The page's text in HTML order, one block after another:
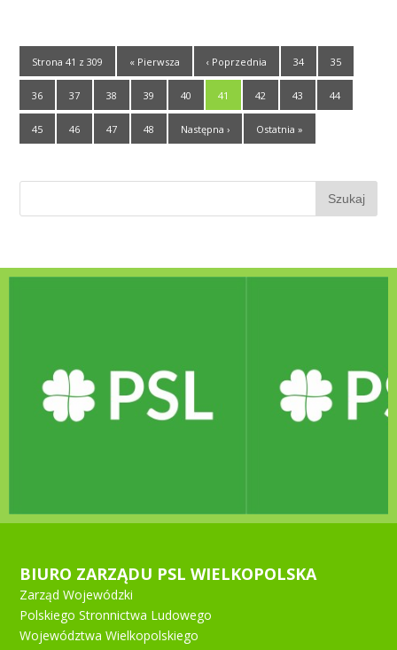
Strona 41 z 309 « Pierwsza ‹ Poprzednia 34 35
36 37 38 39 40 41 42 43 44
45 46 47 48 Następna › Ostatnia »
BIURO ZARZĄDU PSL WIELKOPOLSKA
Zarząd Wojewódzki
Polskiego Stronnictwa Ludowego
Województwa Wielkopolskiego